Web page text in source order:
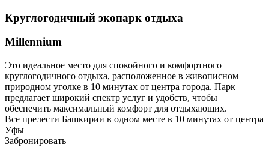
Круглогодичный экопарк отдыха
Millennium
Это идеальное место для спокойного и комфортного
круглогодичного отдыха, расположенное в живописном
природном уголке в 10 минутах от центра города. Парк
предлагает широкий спектр услуг и удобств, чтобы
обеспечить максимальный комфорт для отдыхающих.
Все прелести Башкирии в одном месте в 10 минутах от центра
Уфы
Забронировать